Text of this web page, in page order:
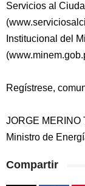
Servicios al
Institucional del
Regístrese,
JORGE MERINO
Ministro de
Compartir